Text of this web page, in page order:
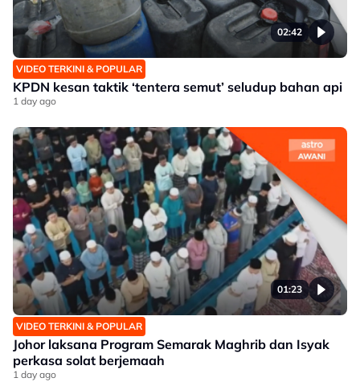
02:42
VIDEO TERKINI & POPULAR
KPDN kesan taktik ‘tentera semut’ seludup bahan api
1 day ago
01:23
VIDEO TERKINI & POPULAR
Johor laksana Program Semarak Maghrib dan Isyak
perkasa solat berjemaah
1 day ago